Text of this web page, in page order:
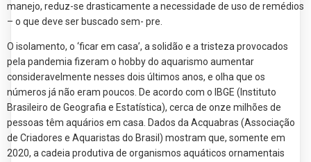
manejo, reduz-se drasticamente a necessidade de uso de remédios
– o que deve ser buscado sem- pre.
O isolamento, o ‘ficar em casa’, a solidão e a tristeza provocados
pela pandemia fizeram o hobby do aquarismo aumentar
consideravelmente nesses dois últimos anos, e olha que os
números já não eram poucos. De acordo com o IBGE (Instituto
Brasileiro de Geografia e Estatística), cerca de onze milhões de
pessoas têm aquários em casa. Dados da Acquabras (Associação
de Criadores e Aquaristas do Brasil) mostram que, somente em
2020, a cadeia produtiva de organismos aquáticos ornamentais